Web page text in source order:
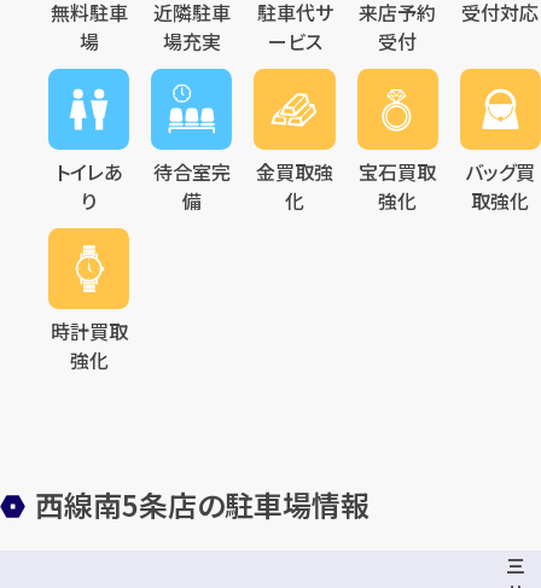
無料駐車
場
近隣駐車
場充実
駐車代サ
ービス
来店予約
受付
受付対応
トイレあ
り
待合室完
備
金買取強
化
宝石買取
強化
バッグ買
取強化
時計買取
強化
西線南5条店の駐車場情報
三